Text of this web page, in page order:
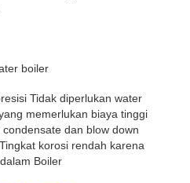
boiler
Tidak diperlukan water
memerlukan biaya tinggi
dan blow down
korosi rendah karena
Boiler